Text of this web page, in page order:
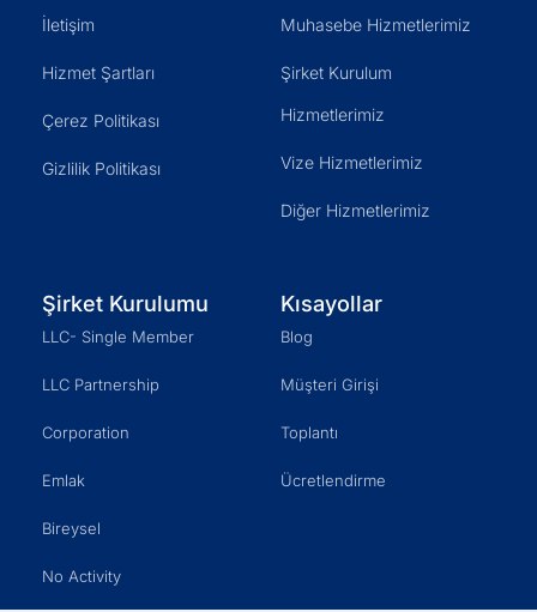
İletişim
Hizmet Şartları
Çerez Politikası
Gizlilik Politikası
Muhasebe Hizmetlerimiz
Şirket Kurulum
Hizmetlerimiz
Vize Hizmetlerimiz
Diğer Hizmetlerimiz
Şirket Kurulumu
LLC- Single Member
LLC Partnership
Corporation
Emlak
Bireysel
No Activity
Kısayollar
Blog
Müşteri Girişi
Toplantı
Ücretlendirme